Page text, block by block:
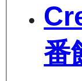
番